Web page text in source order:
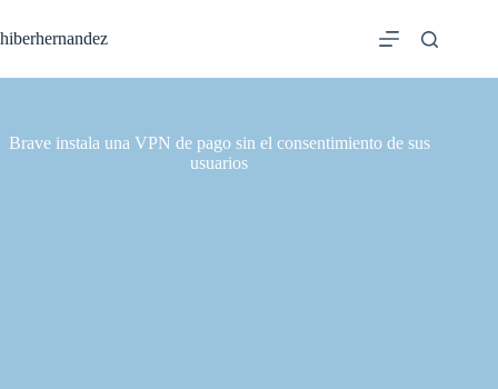
al
contenido
hiberhernandez
Brave instala una VPN de pago sin el consentimiento de sus
usuarios